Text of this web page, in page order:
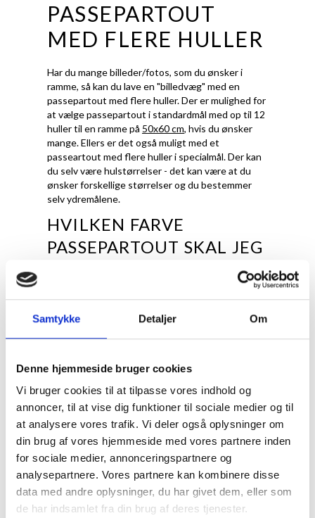
Samtykke Detaljer Om
Denne hjemmeside bruger cookies
Vi bruger cookies til at tilpasse vores indhold og
annoncer, til at vise dig funktioner til sociale medier og til
at analysere vores trafik. Vi deler også oplysninger om
din brug af vores hjemmeside med vores partnere inden
for sociale medier, annonceringspartnere og
analysepartnere. Vores partnere kan kombinere disse
data med andre oplysninger, du har givet dem, eller som
de har indsamlet fra din brug af deres tjenester.
PASSEPARTOUT
MED FLERE HULLER
Har du mange billeder/fotos, som du ønsker i
ramme, så kan du lave en "billedvæg" med en
passepartout med flere huller. Der er mulighed for
at vælge passepartout i standardmål med op til 12
huller til en ramme på 50x60 cm, hvis du ønsker
mange. Ellers er det også muligt med et
passeartout med flere huller i specialmål. Der kan
du selv være hulstørrelser - det kan være at du
ønsker forskellige størrelser og du bestemmer
selv ydremålene.
HVILKEN FARVE
PASSEPARTOUT SKAL JEG
Naturhvid / Varm hvid 1,5 mm
gør den velegnet til mere traditionelle motiver,
såsom eksempelvis kunsttryk, der typisk har
Farvebilleder generelt, sepia/bruntonede-, farve-
og sort/hvid motiver går glimrende i spænd med
denne passepartout, men helt neutrale eller
kølige sort/hvid motiver anbefales ikke til denne
type passepartout, da passepartout'ens varme
farve kan få neutrale sort/hvide billeder til at virke
blålige.
Porcelænshvid / Let varm hvid / Off white 1,5
mm
Forsiden af passepartout'en er let varm